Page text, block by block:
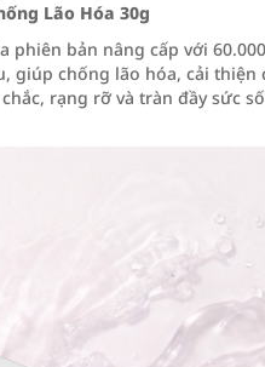
Lão Hóa 30g
phiên bản nâng cấp với
giúp chống lão hóa, cải thiện
rạng rỡ và tràn đầy sức